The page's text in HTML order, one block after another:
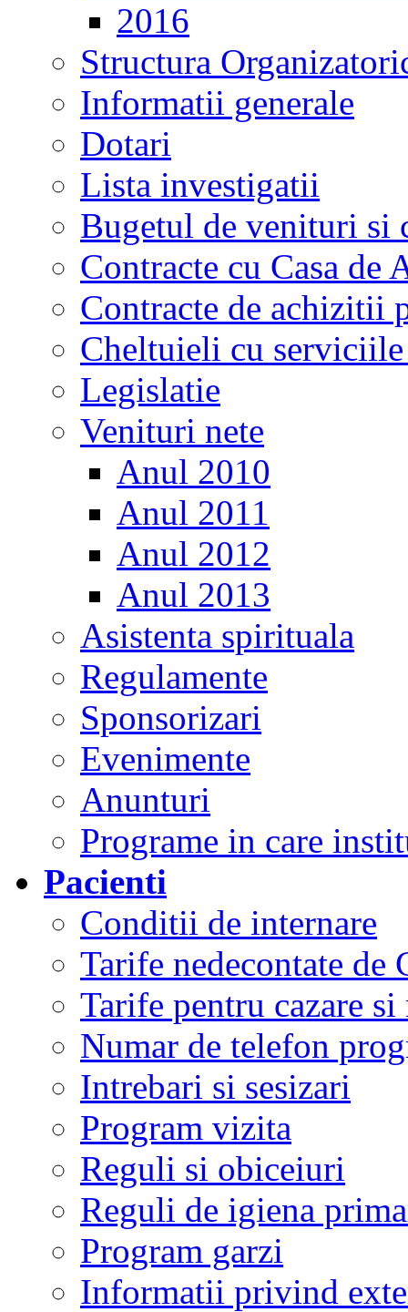
2016
Structura
Informatii generale
Dotari
Lista investigatii
Bugetul de venituri si
Contracte cu Casa de
Contracte de achizitii
Cheltuieli cu
Legislatie
Venituri nete
Anul 2010
Anul 2011
Anul 2012
Anul 2013
Asistenta spirituala
Regulamente
Sponsorizari
Evenimente
Anunturi
Programe in care
Pacienti
Conditii de internare
Tarife nedecontate de
Tarife pentru cazare
Numar de telefon
Intrebari si sesizari
Program vizita
Reguli si obiceiuri
Reguli de igiena
Program garzi
Informatii privind